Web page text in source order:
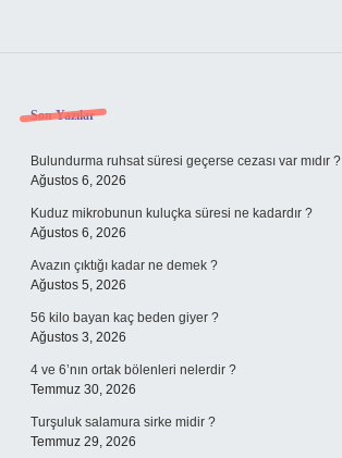
Sidebar
Son Yazılar
Bulundurma ruhsat süresi geçerse cezası var mıdır ?
Ağustos 6, 2026
Kuduz mikrobunun kuluçka süresi ne kadardır ?
Ağustos 6, 2026
Avazın çıktığı kadar ne demek ?
Ağustos 5, 2026
56 kilo bayan kaç beden giyer ?
Ağustos 3, 2026
4 ve 6’nın ortak bölenleri nelerdir ?
Temmuz 30, 2026
Turşuluk salamura sirke midir ?
Temmuz 29, 2026